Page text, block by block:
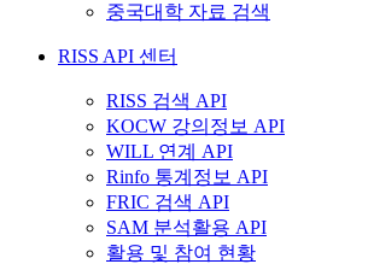
중국대학 자료 검색
RISS API 센터
RISS 검색 API
KOCW 강의정보 API
WILL 연계 API
Rinfo 통계정보 API
FRIC 검색 API
SAM 분석활용 API
활용 및 참여 현황